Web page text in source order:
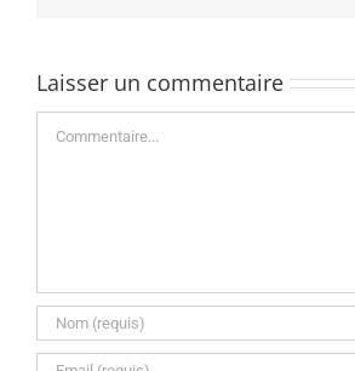
Laisser un commentaire